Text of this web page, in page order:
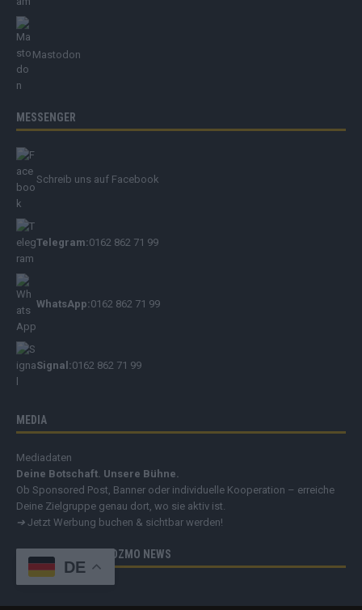
Mastodon
MESSENGER
Schreib uns auf Facebook
Telegram:0162 862 71 99
WhatsApp:0162 862 71 99
Signal:0162 862 71 99
MEDIA
Mediadaten
Deine Botschaft. Unsere Bühne.
Ob Sponsored Post, Banner oder individuelle Kooperation – erreiche
Deine Zielgruppe genau dort, wo sie aktiv ist.
➔ Jetzt Werbung buchen & sichtbar werden!
EIN ANGEBOT DER COZMO NEWS
DE